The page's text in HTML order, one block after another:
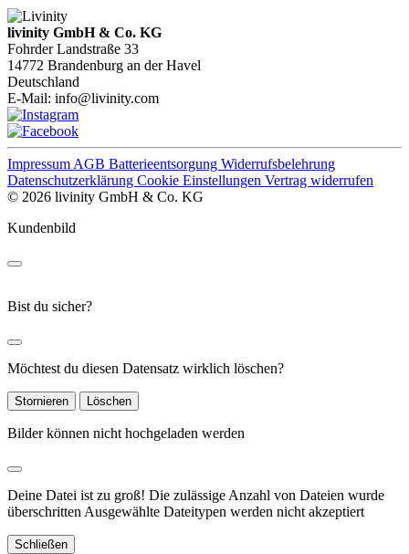
livinity GmbH & Co. KG
Fohrder Landstraße 33
14772 Brandenburg an der Havel
Deutschland
E-Mail: info@livinity.com
Impressum AGB Batterieentsorgung Widerrufsbelehrung
Datenschutzerklärung Cookie Einstellungen Vertrag widerrufen
© 2026 livinity GmbH & Co. KG
Kundenbild
Bist du sicher?
Möchtest du diesen Datensatz wirklich löschen?
Stornieren Löschen
Bilder können nicht hochgeladen werden
Deine Datei ist zu groß! Die zulässige Anzahl von Dateien wurde
überschritten Ausgewählte Dateitypen werden nicht akzeptiert
Schließen